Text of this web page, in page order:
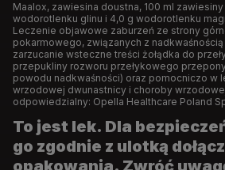
Maalox, zawiesina doustna, 100 ml
wodorotlenku glinu i 4,0 g wodorotlenku
Leczenie objawowe zaburzeń ze strony
pokarmowego, związanych z nadkwaśnością
zarzucanie wsteczne treści żołądka do
przepukliny rozworu przełykowego
powodu nadkwaśności) oraz pomocniczo w
wrzodowej dwunastnicy i choroby
odpowiedzialny: Opella Healthcare Poland
To jest lek. Dla
go zgodnie z ulotką
opakowania. Zwróć